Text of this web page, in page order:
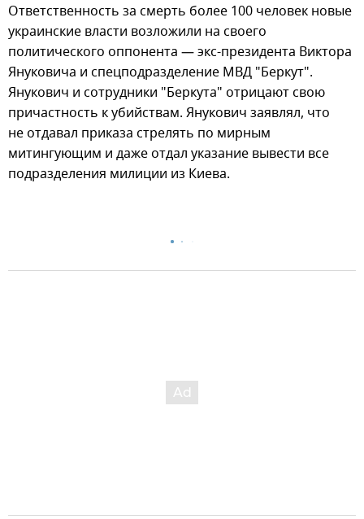
Ответственность за смерть более 100 человек новые
украинские власти возложили на своего
политического оппонента — экс-президента Виктора
Януковича и спецподразделение МВД "Беркут".
Янукович и сотрудники "Беркута" отрицают свою
причастность к убийствам. Янукович заявлял, что
не отдавал приказа стрелять по мирным
митингующим и даже отдал указание вывести все
подразделения милиции из Киева.